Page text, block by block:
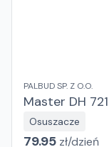
PALBUD SP. Z O.O.
Master DH 721
Osuszacze
79.95 zł/dzień